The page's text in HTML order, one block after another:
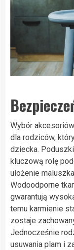
Wybór
dla rodziców,
dziecka.
kluczową rolę
ułożenie
Wodoodporne
gwarantują
temu karmienie
zostaje
Jednocześnie
usuwania plam i